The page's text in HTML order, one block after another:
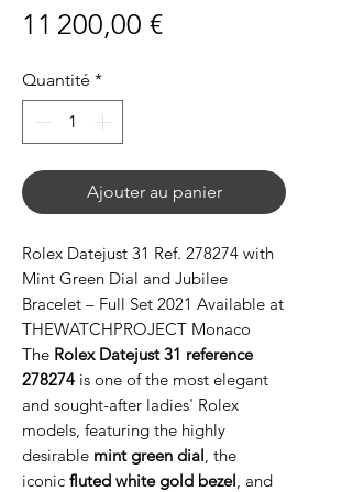
11 200,00 €Prix
Quantité *
Ajouter au panier
Rolex Datejust 31 Ref. 278274 with
Mint Green Dial and Jubilee
Bracelet – Full Set 2021 Available at
THEWATCHPROJECT Monaco
The Rolex Datejust 31 reference
278274 is one of the most elegant
and sought-after ladies' Rolex
models, featuring the highly
desirable mint green dial, the
iconic fluted white gold bezel, and